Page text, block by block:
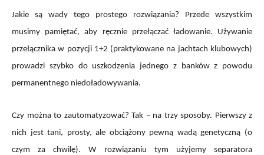
Jakie są wady tego prostego rozwiązania? Przede wszystkim
musimy pamiętać, aby ręcznie przełączać ładowanie. Używanie
przełącznika w pozycji 1+2 (praktykowane na jachtach klubowych)
prowadzi szybko do uszkodzenia jednego z banków z powodu
permanentnego niedoładowywania.
Czy można to zautomatyzować? Tak – na trzy sposoby. Pierwszy z
nich jest tani, prosty, ale obciążony pewną wadą genetyczną (o
czym za chwilę). W rozwiązaniu tym użyjemy separatora